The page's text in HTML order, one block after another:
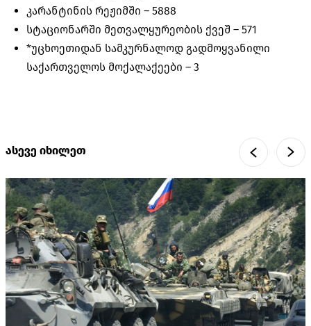
კარანტინის რეჟიმში – 5888
სტაციონარში მეთვალყურეობის ქვეშ – 571
*უცხოეთიდან სამკურნალოდ გადმოყვანილი
საქართველოს მოქალაქეები – 3
ასევე იხილეთ